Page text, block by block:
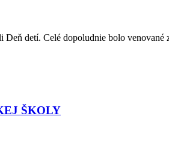
detí. Celé dopoludnie bolo venované
ŠKOLY